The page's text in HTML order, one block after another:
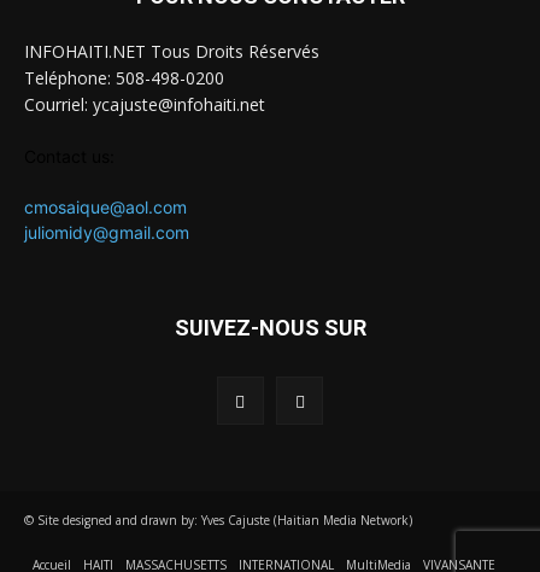
INFOHAITI.NET Tous Droits Réservés
Teléphone: 508-498-0200
Courriel: ycajuste@infohaiti.net
cmosaique@aol.com
juliomidy@gmail.com
SUIVEZ-NOUS SUR
© Site designed and drawn by: Yves Cajuste (Haitian Media Network)
Accueil HAITI MASSACHUSETTS INTERNATIONAL MultiMedia VIVANSANTE